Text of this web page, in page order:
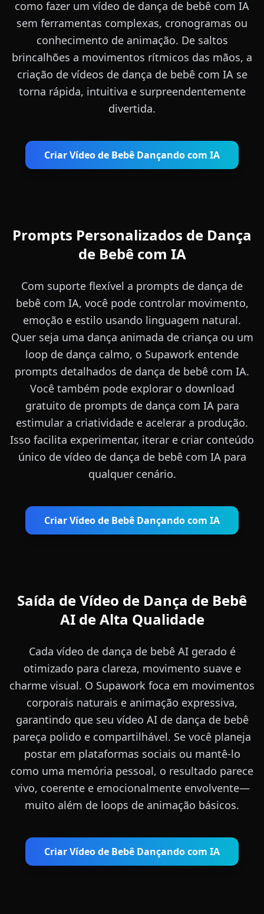
como fazer um vídeo de dança de bebê com IA
sem ferramentas complexas, cronogramas ou
conhecimento de animação. De saltos
brincalhões a movimentos rítmicos das mãos, a
criação de vídeos de dança de bebê com IA se
torna rápida, intuitiva e surpreendentemente
divertida.
Criar Vídeo de Bebê Dançando com IA
Prompts Personalizados de Dança
de Bebê com IA
Com suporte flexível a prompts de dança de
bebê com IA, você pode controlar movimento,
emoção e estilo usando linguagem natural.
Quer seja uma dança animada de criança ou um
loop de dança calmo, o Supawork entende
prompts detalhados de dança de bebê com IA.
Você também pode explorar o download
gratuito de prompts de dança com IA para
estimular a criatividade e acelerar a produção.
Isso facilita experimentar, iterar e criar conteúdo
único de vídeo de dança de bebê com IA para
qualquer cenário.
Criar Vídeo de Bebê Dançando com IA
Saída de Vídeo de Dança de Bebê
AI de Alta Qualidade
Cada vídeo de dança de bebê AI gerado é
otimizado para clareza, movimento suave e
charme visual. O Supawork foca em movimentos
corporais naturais e animação expressiva,
garantindo que seu vídeo AI de dança de bebê
pareça polido e compartilhável. Se você planeja
postar em plataformas sociais ou mantê-lo
como uma memória pessoal, o resultado parece
vivo, coerente e emocionalmente envolvente—
muito além de loops de animação básicos.
Criar Vídeo de Bebê Dançando com IA